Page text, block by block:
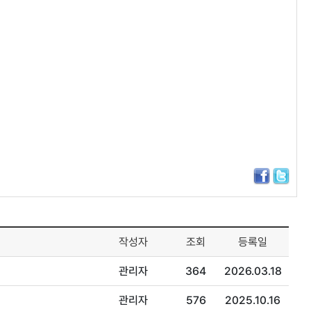
작성자 조회 등록일
관리자 364 2026.03.18
관리자 576 2025.10.16